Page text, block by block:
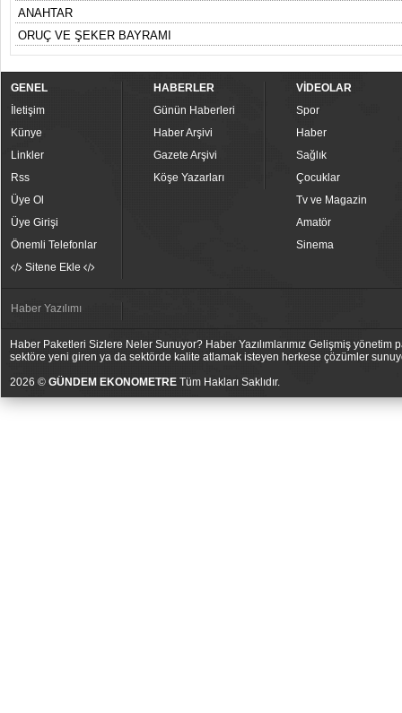
ANAHTAR
ORUÇ VE ŞEKER BAYRAMI
GENEL
İletişim
Künye
Linkler
Rss
Üye Ol
Üye Girişi
Önemli Telefonlar
Sitene Ekle
HABERLER
Günün Haberleri
Haber Arşivi
Gazete Arşivi
Köşe Yazarları
VİDEOLAR
Spor
Haber
Sağlık
Çocuklar
Tv ve Magazin
Amatör
Sinema
Haber Yazılımı
Haber Paketleri Sizlere Neler Sunuyor? Haber Yazılımlarımız Gelişmiş
sektöre yeni giren ya da sektörde kalite atlamak isteyen herkese çözümler
2026 © GÜNDEM EKONOMETRE Tüm Hakları Saklıdır.